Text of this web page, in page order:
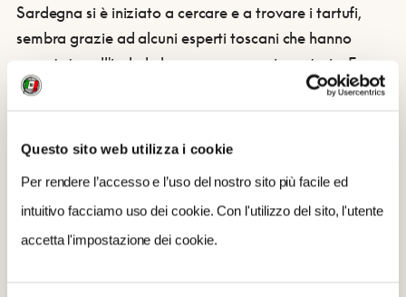
Questo sito web utilizza i cookie
Per rendere l’accesso e l’uso del nostro sito più facile ed
intuitivo facciamo uso dei cookie. Con l'utilizzo del sito, l'utente
accetta l'impostazione dei cookie.
Sardegna si è iniziato a cercare e a trovare i tartufi,
sembra grazie ad alcuni esperti toscani che hanno
esportato sull'isola le loro conoscenze in materia. E
proprio i boschi di Làconi, soprattutto quelli vicini a
tartufi in Sardegna, almeno una decina di quintali
tartufo nero che si trova fra maggio e agosto sotto
querce, faggi, pioppi, noccioli e pini; ilBianchetto, fra
gennaio e aprile, esteriormente simile al pregiato